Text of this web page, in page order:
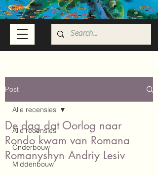
Post
Alle recensies
Onderbouw
Middenbouw
Alle recensies
De dag dat Oorlog naar
Rondo kwam van Romana
Romanyshyn Andriy Lesiv